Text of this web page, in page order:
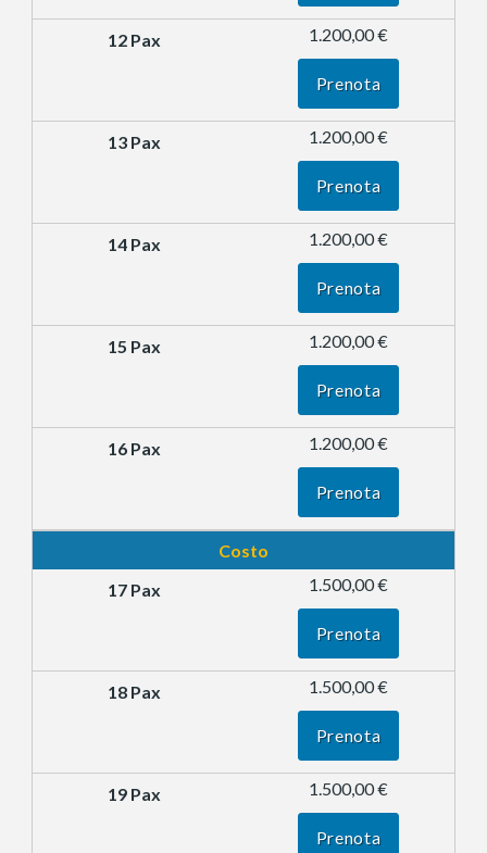
1.200,00 €
Prenota
1.200,00 €
Prenota
1.200,00 €
Prenota
1.200,00 €
Prenota
1.200,00 €
Prenota
Costo
1.500,00 €
Prenota
1.500,00 €
Prenota
1.500,00 €
Prenota